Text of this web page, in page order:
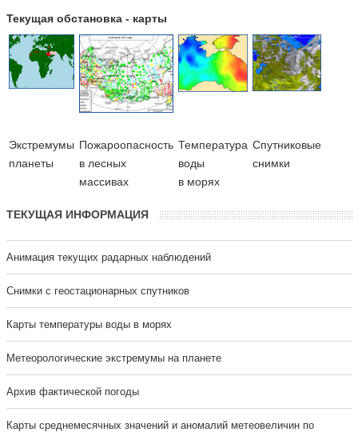
Текущая обстановка - карты
Экстремумы
планеты
Пожароопасность
в лесных
массивах
Температура
воды
в морях
Cпутниковые
снимки
ТЕКУЩАЯ ИНФОРМАЦИЯ
Анимация текущих радарных наблюдений
Cнимки с геостационарных спутников
Карты температуры воды в морях
Метеорологические экстремумы на планете
Архив фактической погоды
Карты среднемесячных значений и аномалий метеовеличин по